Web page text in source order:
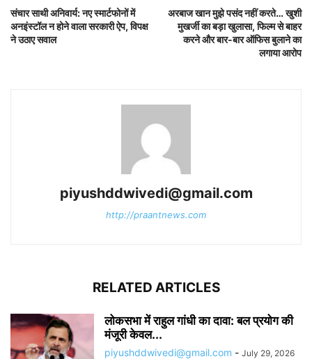
संचार साथी अनिवार्य: नए स्मार्टफोनों में
अनइंस्टॉल न होने वाला सरकारी ऐप, विपक्ष
ने उठाए सवाल
अरबाज खान मुझे पसंद नहीं करते… खुशी
मुखर्जी का बड़ा खुलासा, फिल्म से बाहर
करने और बार-बार ऑफिस बुलाने का
लगाया आरोप
piyushddwivedi@gmail.com
http://praantnews.com
RELATED ARTICLES
लोकसभा में राहुल गांधी का दावा: बल प्रयोग की
मंजूरी केवल...
piyushddwivedi@gmail.com - July 29, 2026